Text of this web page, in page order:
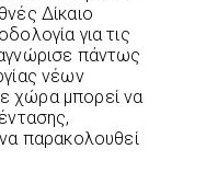
Δίκαιο
για τις
πάντως
νέων
χώρα μπορεί να
παρακολουθεί